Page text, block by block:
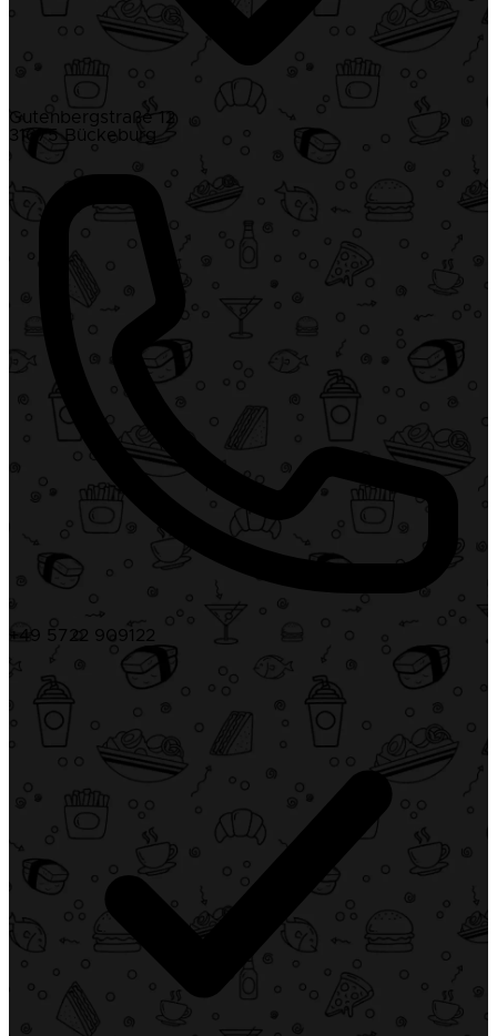
Gutenbergstraße 12
31675 Bückeburg
+49 5722 909122